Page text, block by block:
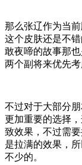
那么张辽作为当
这个皮肤还是不
敢夜啼的故事那
两个副将来优先
不过对于大部分
更加重要的选择
致效果，不过需
是拉满的效果，
不少的。